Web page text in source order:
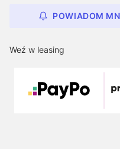
POWIADOM
Weź w leasing